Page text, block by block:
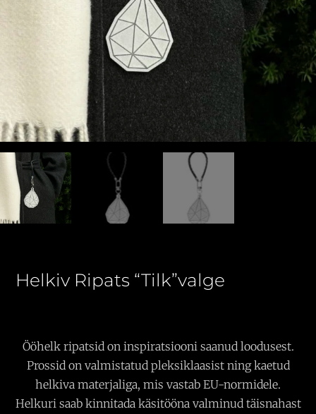
Helkiv Ripats “Tilk”valge
Ööhelk ripatsid on inspiratsiooni saanud loodusest.
Prossid on valmistatud pleksiklaasist ning kaetud
helkiva materjaliga, mis vastab EU-normidele.
Helkuri saab kinnitada käsitööna valminud täisnahast